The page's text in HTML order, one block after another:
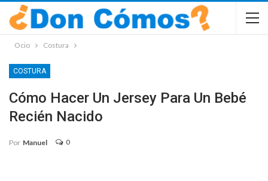
Ocio Costura
COSTURA
Cómo Hacer Un Jersey Para Un Bebé
Recién Nacido
Por Manuel 0